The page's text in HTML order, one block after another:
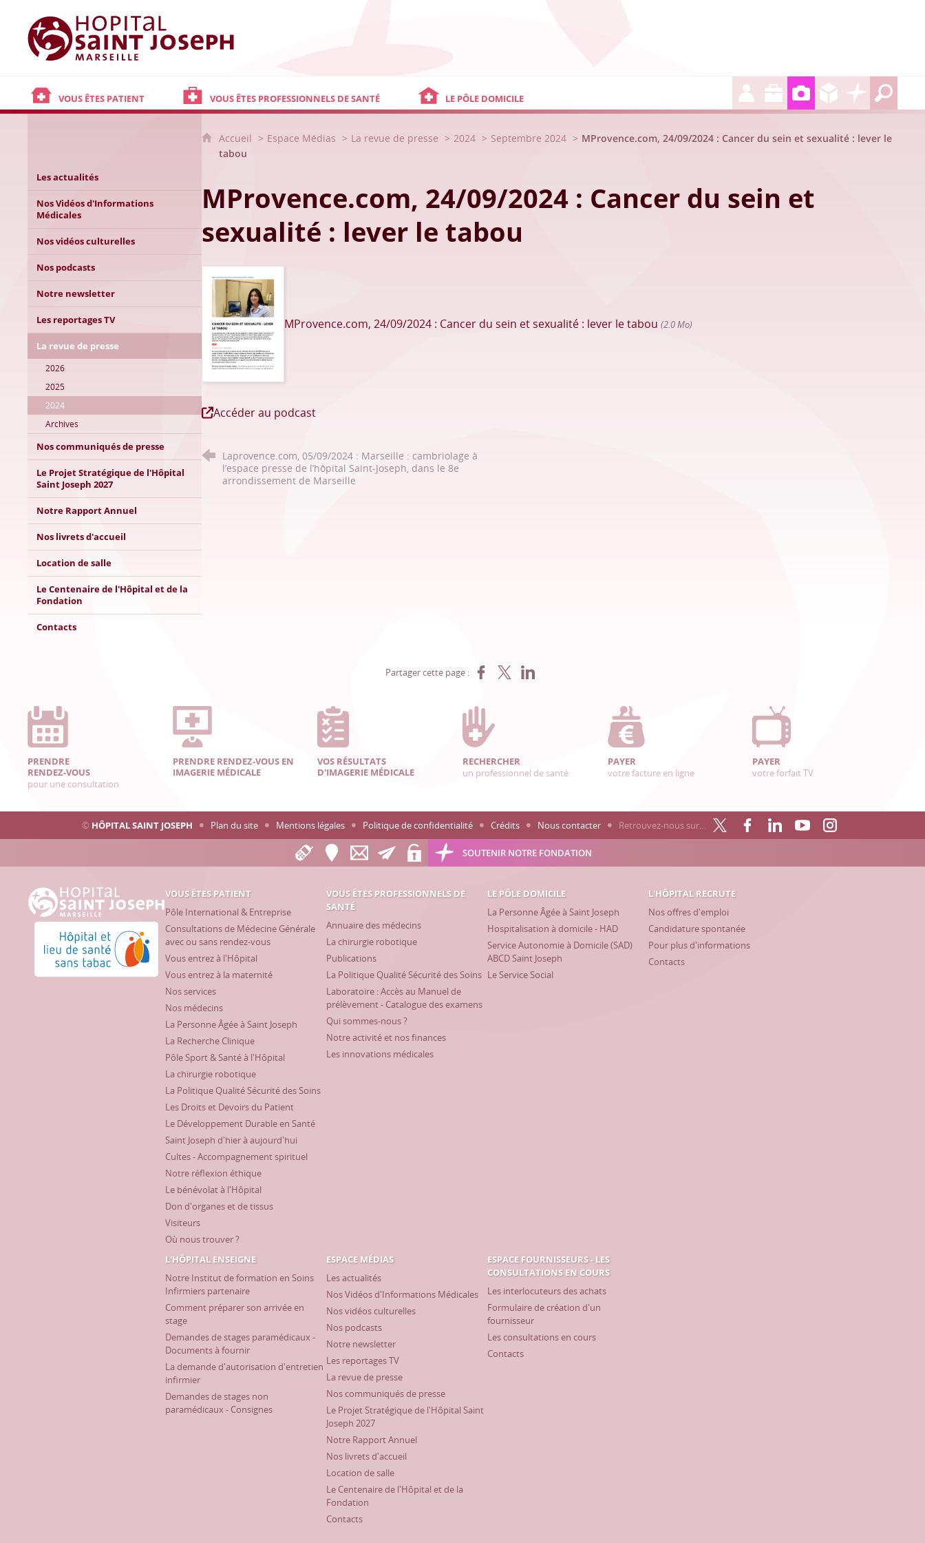
Hôpital Saint Joseph - Marseille
VOUS ÊTES PATIENT VOUS ÊTES PROFESSIONNELS DE SANTÉ LE PÔLE DOMICILE
Les actualités
Nos Vidéos d'Informations
Médicales
Nos vidéos culturelles
Nos podcasts
Notre newsletter
Les reportages TV
La revue de presse
2026
2025
2024
Archives
Nos communiqués de presse
Le Projet Stratégique de l'Hôpital
Saint Joseph 2027
Notre Rapport Annuel
Nos livrets d'accueil
Location de salle
Le Centenaire de l'Hôpital et de la
Fondation
Contacts
Accueil Espace Médias La revue de presse 2024 Septembre 2024
MProvence.com, 24/09/2024 : Cancer du sein et sexualité : lever le
tabou
MProvence.com, 24/09/2024 : Cancer du sein et
sexualité : lever le tabou
MProvence.com, 24/09/2024 : Cancer du sein et sexualité : lever le tabou (2.0 Mo)
Accéder au podcast
Laprovence.com, 05/09/2024 : Marseille : cambriolage à
l’espace presse de l’hôpital Saint-Joseph, dans le 8e
arrondissement de Marseille
Partager cette page : Partager sur Facebook
Partager sur XPartager sur LinkedIn
PRENDRE
RENDEZ-VOUS
pour une consultation
PRENDRE RENDEZ-VOUS EN
IMAGERIE MÉDICALE
VOS RÉSULTATS
D'IMAGERIE MÉDICALE
RECHERCHER
un professionnel de santé
PAYER
votre facture en ligne
PAYER
votre forfait TV
© HÔPITAL SAINT JOSEPH Plan du site Mentions légales Politique de confidentialité Crédits Nous contacter Retrouvez-nous sur…
SOUTENIR NOTRE FONDATION
Hôpital Saint Joseph - Marseille
Hôpital et lieu de santé sans tabac
VOUS ÊTES PATIENT
Pôle International & Entreprise
Consultations de Médecine Générale
avec ou sans rendez-vous
Vous entrez à l'Hôpital
Vous entrez à la maternité
Nos services
Nos médecins
La Personne Âgée à Saint Joseph
La Recherche Clinique
Pôle Sport & Santé à l'Hôpital
La chirurgie robotique
La Politique Qualité Sécurité des Soins
Les Droits et Devoirs du Patient
Le Développement Durable en Santé
Saint Joseph d'hier à aujourd'hui
Cultes - Accompagnement spirituel
Notre réflexion éthique
Le bénévolat à l'Hôpital
Don d'organes et de tissus
Visiteurs
Où nous trouver ?
VOUS ÊTES PROFESSIONNELS DE
SANTÉ
Annuaire des médecins
La chirurgie robotique
Publications
La Politique Qualité Sécurité des Soins
Laboratoire : Accès au Manuel de
prélèvement - Catalogue des examens
Qui sommes-nous ?
Notre activité et nos finances
Les innovations médicales
LE PÔLE DOMICILE
La Personne Âgée à Saint Joseph
Hospitalisation à domicile - HAD
Service Autonomie à Domicile (SAD)
ABCD Saint Joseph
Le Service Social
L'HÔPITAL RECRUTE
Nos offres d'emploi
Candidature spontanée
Pour plus d'informations
Contacts
L'HÔPITAL ENSEIGNE
Notre Institut de formation en Soins
Infirmiers partenaire
Comment préparer son arrivée en
stage
Demandes de stages paramédicaux -
Documents à fournir
La demande d'autorisation d'entretien
infirmier
Demandes de stages non
paramédicaux - Consignes
ESPACE MÉDIAS
Les actualités
Nos Vidéos d'Informations Médicales
Nos vidéos culturelles
Nos podcasts
Notre newsletter
Les reportages TV
La revue de presse
Nos communiqués de presse
Le Projet Stratégique de l'Hôpital Saint
Joseph 2027
Notre Rapport Annuel
Nos livrets d'accueil
Location de salle
Le Centenaire de l'Hôpital et de la
Fondation
Contacts
ESPACE FOURNISSEURS - LES
CONSULTATIONS EN COURS
Les interlocuteurs des achats
Formulaire de création d'un
fournisseur
Les consultations en cours
Contacts